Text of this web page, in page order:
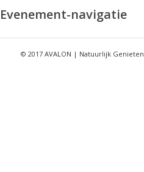
Evenement-navigatie
© 2017 AVALON | Natuurlijk Genieten